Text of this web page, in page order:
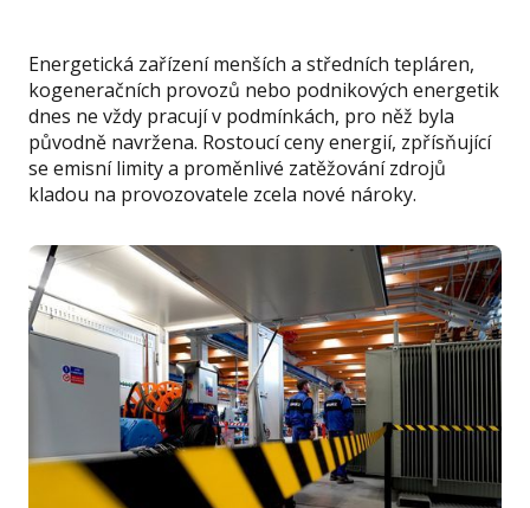
Energetická zařízení menších a středních tepláren,
kogeneračních provozů nebo podnikových energetik
dnes ne vždy pracují v podmínkách, pro něž byla
původně navržena. Rostoucí ceny energií, zpřísňující
se emisní limity a proměnlivé zatěžování zdrojů
kladou na provozovatele zcela nové nároky.